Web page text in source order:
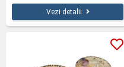
Vezi detalii